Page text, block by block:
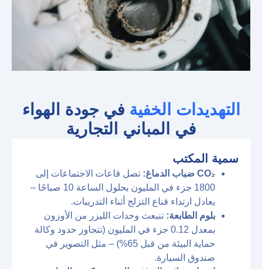
التهديدات الخفية في جودة الهواء
في المباني التجارية
سمية المكتب
CO₂ ضباب الدماغ:
تصل قاعات الاجتماعات إلى
1800 جزء في المليون بحلول الساعة 10 صباحًا –
يعادل ارتداء قناع التزلج أثناء التدريبات.
بلوم الطابعة: تنبعث وحدات الليزر من الأوزون
بمعدل 0.12 جزء في المليون (تتجاوز حدود وكالة
حماية البيئة من قبل 65%) – مثل التصوير في
صندوق السيارة.